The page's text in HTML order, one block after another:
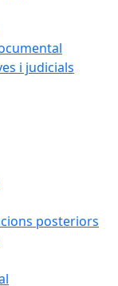
i judicials
posteriors